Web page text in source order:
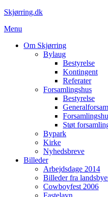
Spring
indhold
Skjørring.dk
Menu
Om Skjørring
Bylaug
Bestyrelse
Kontingent
Referater
Forsamlingshus
Bestyrelse
Støt
Bypark
Kirke
Nyhedsbreve
Billeder
Arbejdsdage 2014
Billeder fra
Cowboyfest 2006
Fastelavn